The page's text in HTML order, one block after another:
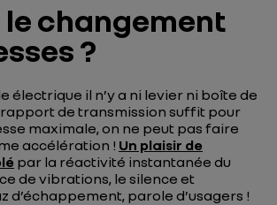
le changement
?
électrique il n’y a ni levier ni boîte de
rapport de transmission suffit pour
maximale, on ne peut pas faire
accélération ! Un plaisir de
par la réactivité instantanée du
de vibrations, le silence et
d’échappement, parole d’usagers !